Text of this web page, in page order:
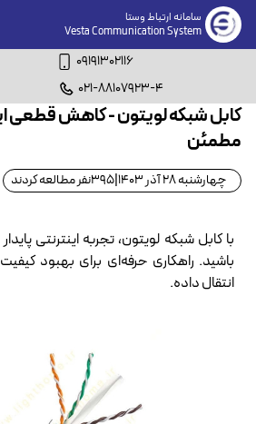
سامانه ارتباط وستا
Vesta Communication System
09191302116
021-88107923-4
کابل شبکه لویتون - کاهش قطعی
مطمئن
چهارشنبه 28 آذر 1403 395نفر مطالعه کردند
با کابل شبکه لویتون، تجربه اینترنتی
باشید. راهکاری حرفه‌ای برای بهبود
انتقال داده.